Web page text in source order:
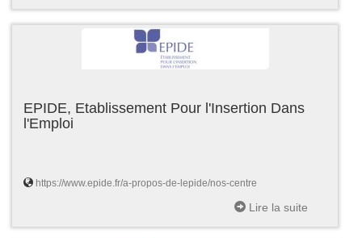
EPIDE, Etablissement Pour l'Insertion Dans
l'Emploi
https://www.epide.fr/a-propos-de-lepide/nos-centre
Lire la suite